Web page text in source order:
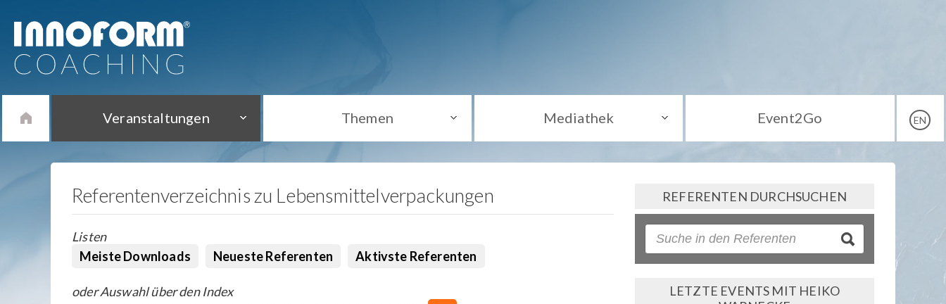
Veranstaltungen Themen Mediathek Event2Go EN
Referentenverzeichnis zu Lebensmittelverpackungen
Listen
Meiste Downloads
Neueste Referenten Aktivste Referenten
oder Auswahl über den Index
REFERENTEN DURCHSUCHEN
LETZTE EVENTS MIT HEIKO